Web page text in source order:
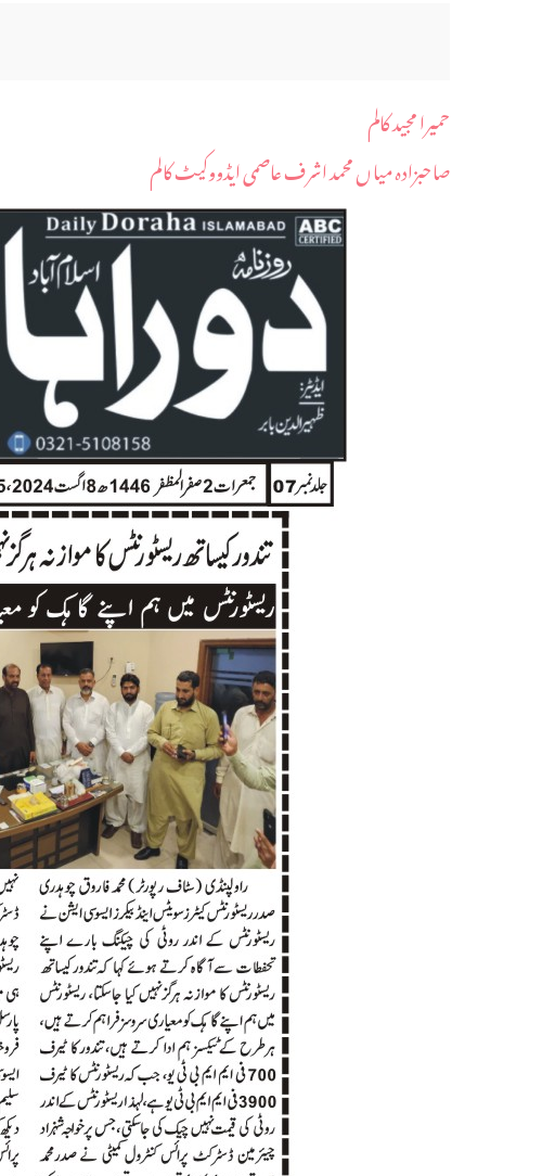
حمیرا مجید کالم
صاحبزادہ میاں محمد اشرف عاصمی ایڈووکیٹ کالم